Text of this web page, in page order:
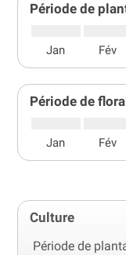
Période de
Jan Fév
Période de
Jan Fév
Culture
Période de